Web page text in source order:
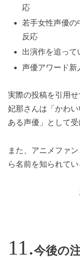
応
若手女性声優の
反応
出演作を追って
声優アワード新
実際の投稿を引用
妃那さんは「かわ
ある声優」として
また、アニメファ
ら名前を知られてい
今後の